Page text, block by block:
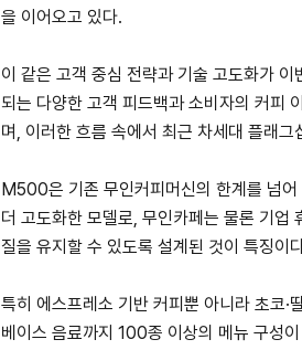
을 이어오고 있다.
이 같은 고객 중심 전략과 기술 고도화가
되는 다양한 고객 피드백과 소비자의 커피
며, 이러한 흐름 속에서 최근 차세대 플래
M500은 기존 무인커피머신의 한계를 넘
더 고도화한 모델로, 무인카페는 물론 기업
질을 유지할 수 있도록 설계된 것이 특징이
특히 에스프레소 기반 커피뿐 아니라 초코·
베이스 음료까지 100종 이상의 메뉴 구성